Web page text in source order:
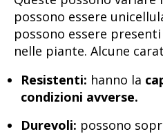
possono essere
possono essere
nelle piante. Alcune
Resistenti: hanno la
condizioni avverse.
Durevoli: possono